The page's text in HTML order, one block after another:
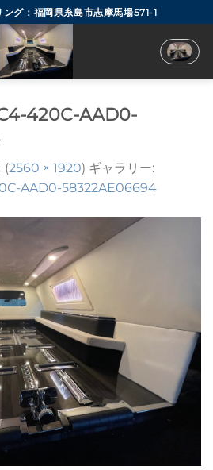
グ：福岡県糸島市志摩馬場571-1
420C-AAD0-
(2560 × 1920) ギャラリー:
AAD0-58322AE06694